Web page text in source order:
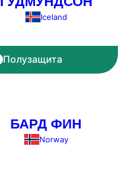
Iceland
Полузащита
БАРД ФИН
Norway